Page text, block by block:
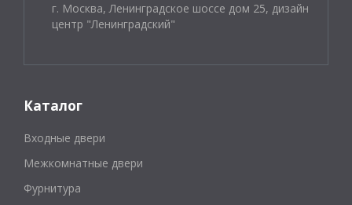
г. Москва, Ленинградское шоссе дом 25, дизайн
центр "Ленинградский"
Каталог
Входные двери
Межкомнатные двери
Фурнитура